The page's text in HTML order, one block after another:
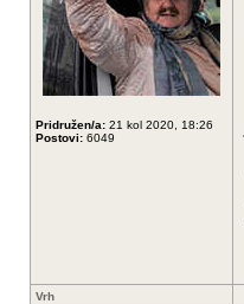
Pridružen/a: 21 kol 2020, 18:26
Postovi: 6049
Vrh